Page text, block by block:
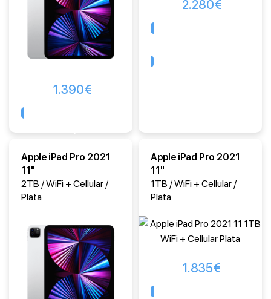
1.390€
2.280€
Apple iPad Pro 2021
11"
2TB / WiFi + Cellular /
Plata
Apple iPad Pro 2021
11"
1TB / WiFi + Cellular /
Plata
1.835€